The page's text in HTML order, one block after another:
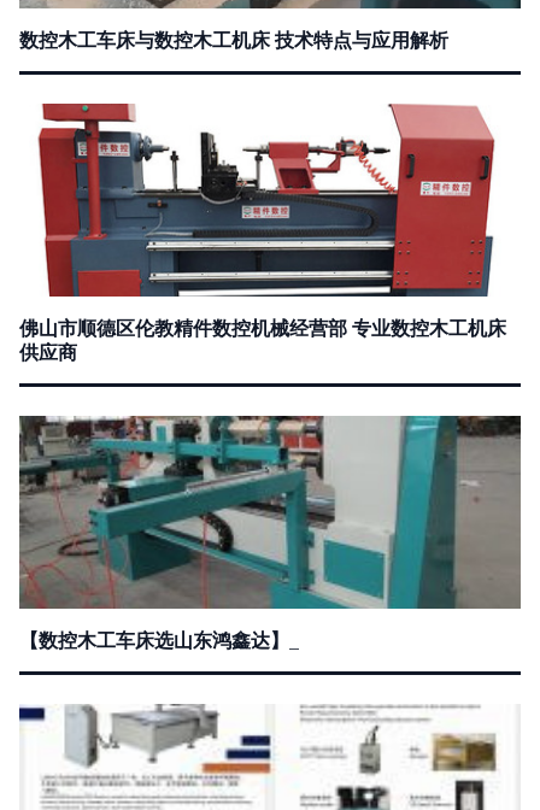
数控木工车床与数控木工机床 技术特点与应用解析
佛山市顺德区伦教精件数控机械经营部 专业数控木工机床
供应商
【数控木工车床选山东鸿鑫达】_